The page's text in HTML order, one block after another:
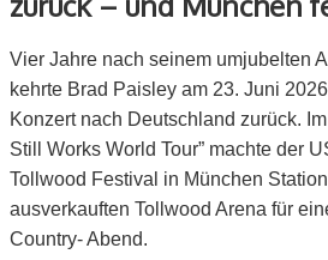
Vier Jahre nach seinem umjubelten
kehrte Brad Paisley am 23. Juni
Konzert nach Deutschland zurück.
Still Works World Tour” machte der
Tollwood Festival in München
ausverkauften Tollwood Arena für
Country- Abend.